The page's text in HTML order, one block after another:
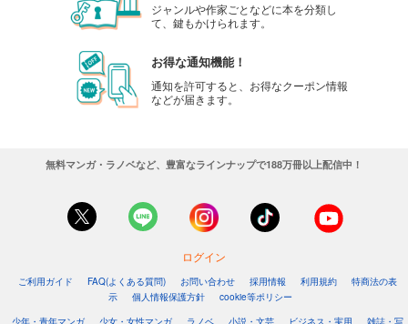
ジャンルや作家ごとなどに本を分類し
て、鍵もかけられます。
お得な通知機能！
通知を許可すると、お得なクーポン情報
などが届きます。
無料マンガ・ラノベなど、豊富なラインナップで188万冊以上配信中！
ログイン
ご利用ガイド FAQ(よくある質問) お問い合わせ 採用情報 利用規約
特商法の表
示
個人情報保護方針
cookie等ポリシー
少年・青年マンガ
少女・女性マンガ ラノベ 小説・文芸 ビジネス・実用 雑誌・写